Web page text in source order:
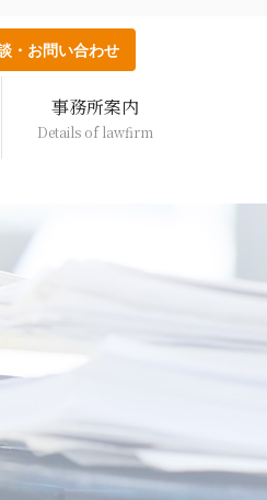
・お問い合わせ
事務所案内
Details of lawfirm